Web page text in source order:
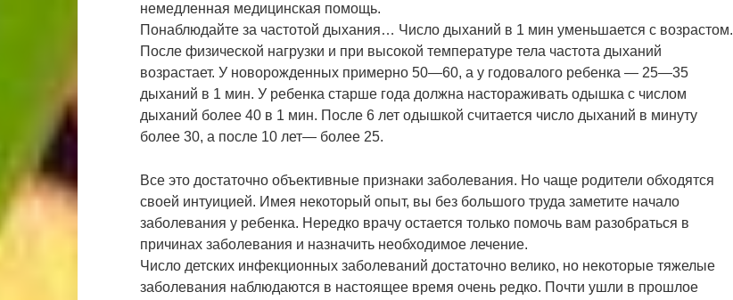
немедленная медицинская помощь.
Понаблюдайте за частотой дыхания… Число дыханий в 1 мин уменьшается с возрастом.
После физической нагрузки и при высокой температуре тела частота дыханий
возрастает. У новорожденных примерно 50—60, а у годовалого ребенка — 25—35
дыханий в 1 мин. У ребенка старше года должна настораживать одышка с числом
дыханий более 40 в 1 мин. После 6 лет одышкой считается число дыханий в минуту
более 30, а после 10 лет— более 25.
Все это достаточно объективные признаки заболевания. Но чаще родители обходятся
своей интуицией. Имея некоторый опыт, вы без большого труда заметите начало
заболевания у ребенка. Нередко врачу остается только помочь вам разобраться в
причинах заболевания и назначить необходимое лечение.
Число детских инфекционных заболеваний достаточно велико, но некоторые тяжелые
заболевания наблюдаются в настоящее время очень редко. Почти ушли в прошлое